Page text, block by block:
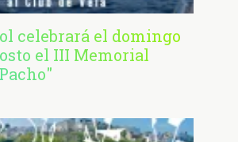
celebrará el domingo
el III Memorial